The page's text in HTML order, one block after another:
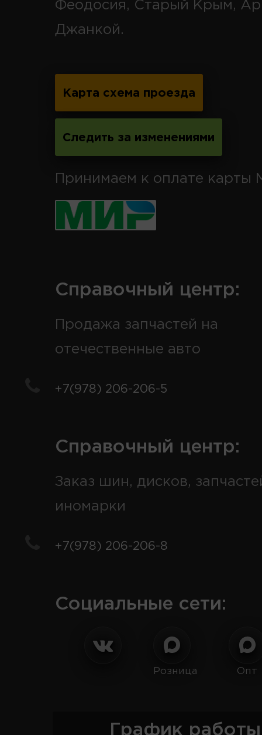
Феодосия, Старый Крым,
Джанкой.
Карта схема проезда
Следить за изменениями
Принимаем к оплате карты
Справочный центр:
Продажа запчастей на
отечественные авто
+7(978) 206-206-5
Справочный центр:
Заказ шин, дисков,
иномарки
+7(978) 206-206-8
Социальные сети:
Розница Опт
График